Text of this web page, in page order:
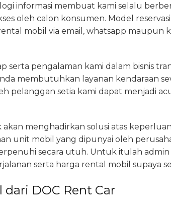
informasi membuat kami selalu
oleh calon konsumen. Model
mobil via email, whatsapp maupun
serta pengalaman kami dalam bisnis
membutuhkan layanan kendaraan
pelanggan setia kami dapat menjadi
menghadirkan solusi atas
unit mobil yang dipunyai oleh
secara utuh. Untuk itulah
serta harga rental mobil supaya
DOC Rent Car